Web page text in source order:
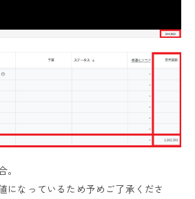
になっているため予めご了承くださ